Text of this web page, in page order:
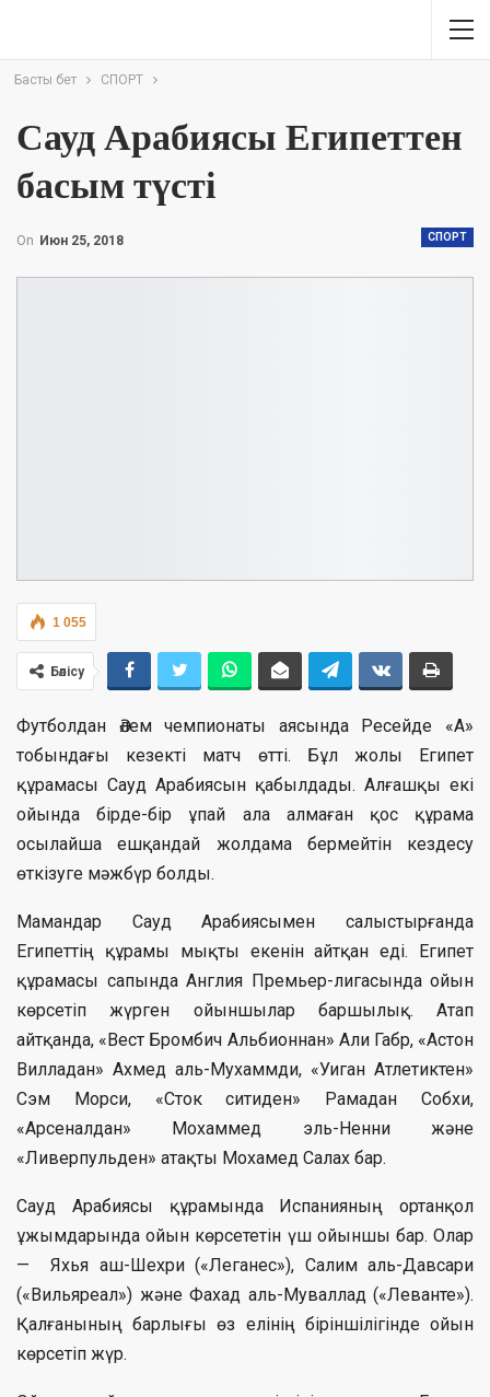
Басты бет СПОРТ
Сауд Арабиясы Египеттен
басым түсті
СПОРТ
On Июн 25, 2018
1 055
Бөлісу
Футболдан Әлем чемпионаты аясында Ресейде «А»
тобындағы кезекті матч өтті. Бұл жолы Египет
құрамасы Сауд Арабиясын қабылдады. Алғашқы екі
ойында бірде-бір ұпай ала алмаған қос құрама
осылайша ешқандай жолдама бермейтін кездесу
өткізуге мәжбүр болды.
Мамандар Сауд Арабиясымен салыстырғанда
Египеттің құрамы мықты екенін айтқан еді. Египет
құрамасы сапында Англия Премьер-лигасында ойын
көрсетіп жүрген ойыншылар баршылық. Атап
айтқанда, «Вест Бромбич Альбионнан» Али Габр, «Астон
Вилладан» Ахмед аль-Мухаммди, «Уиган Атлетиктен»
Сэм Морси, «Сток ситиден» Рамадан Собхи,
«Арсеналдан» Мохаммед эль-Ненни және
«Ливерпульден» атақты Мохамед Салах бар.
Сауд Арабиясы құрамында Испанияның ортанқол
ұжымдарында ойын көрсететін үш ойыншы бар. Олар
— Яхья аш-Шехри («Леганес»), Салим аль-Давсари
(«Вильяреал») және Фахад аль-Муваллад («Леванте»).
Қалғанының барлығы өз елінің біріншілігінде ойын
көрсетіп жүр.